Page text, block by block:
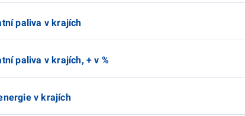
paliva v krajích
paliva v krajích, + v %
v krajích